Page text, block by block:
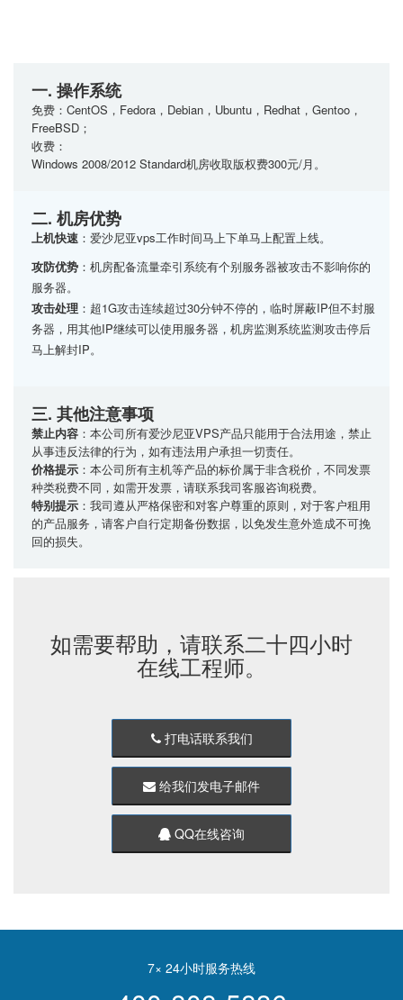
一. 操作系统
免费：CentOS，Fedora，Debian，Ubuntu，Redhat，Gentoo，
FreeBSD；
收费：
Windows 2008/2012 Standard机房收取版权费300元/月。
二. 机房优势
上机快速 ：爱沙尼亚vps工作时间马上下单马上配置上线。
攻防优势 ：机房配备流量牵引系统有个别服务器被攻击不影响你的
服务器。
攻击处理 ：超1G攻击连续超过30分钟不停的，临时屏蔽IP但不封服
务器，用其他IP继续可以使用服务器，机房监测系统监测攻击停后
马上解封IP。
三. 其他注意事项
禁止内容 ：本公司所有爱沙尼亚VPS产品只能用于合法用途，禁止
从事违反法律的行为，如有违法用户承担一切责任。
价格提示 ：本公司所有主机等产品的标价属于非含税价，不同发票
种类税费不同，如需开发票，请联系我司客服咨询税费。
特别提示 ：我司遵从严格保密和对客户尊重的原则，对于客户租用
的产品服务，请客户自行定期备份数据，以免发生意外造成不可挽
回的损失。
如需要帮助，请联系二十四小时
在线工程师。
打电话联系我们
给我们发电子邮件
QQ在线咨询
7× 24小时服务热线